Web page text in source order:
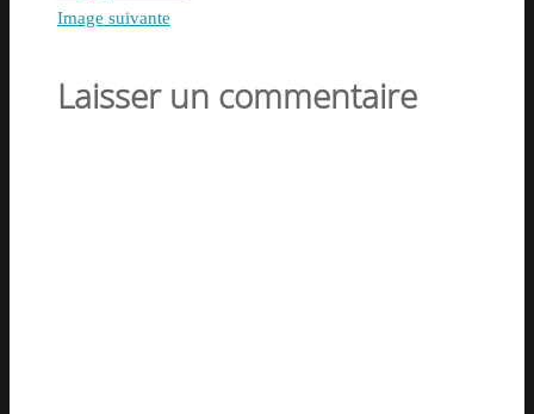
Image suivante
Laisser un commentaire